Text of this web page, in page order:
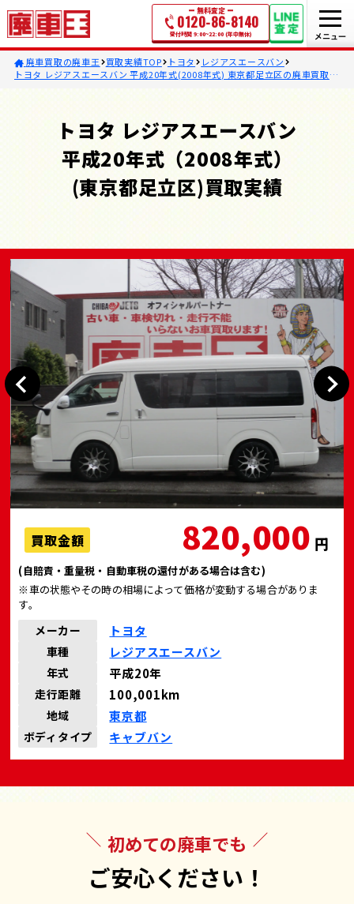
無料査定
0120-86-8140
受付時間 9:00~22:00 (年中無休)
廃車買取の廃車王 買取実績TOP トヨタ
レジアスエースバン
トヨタ レジアスエースバン 平成20年式(2008年式) 東京都足立区の廃車買取事
トヨタ レジアスエースバン
平成20年式（2008年式）
(東京都足立区)買取実績
買取金額 820,000 円
(自賠責・重量税・自動車税の還付がある場合は含む)
※車の状態やその時の相場によって価格が変動する場合がありま
す。
メーカー トヨタ
車種 レジアスエースバン
年式 平成20年
走行距離 100,001km
地域 東京都
ボディタイプ キャブバン
初めての廃車でも
ご安心ください！